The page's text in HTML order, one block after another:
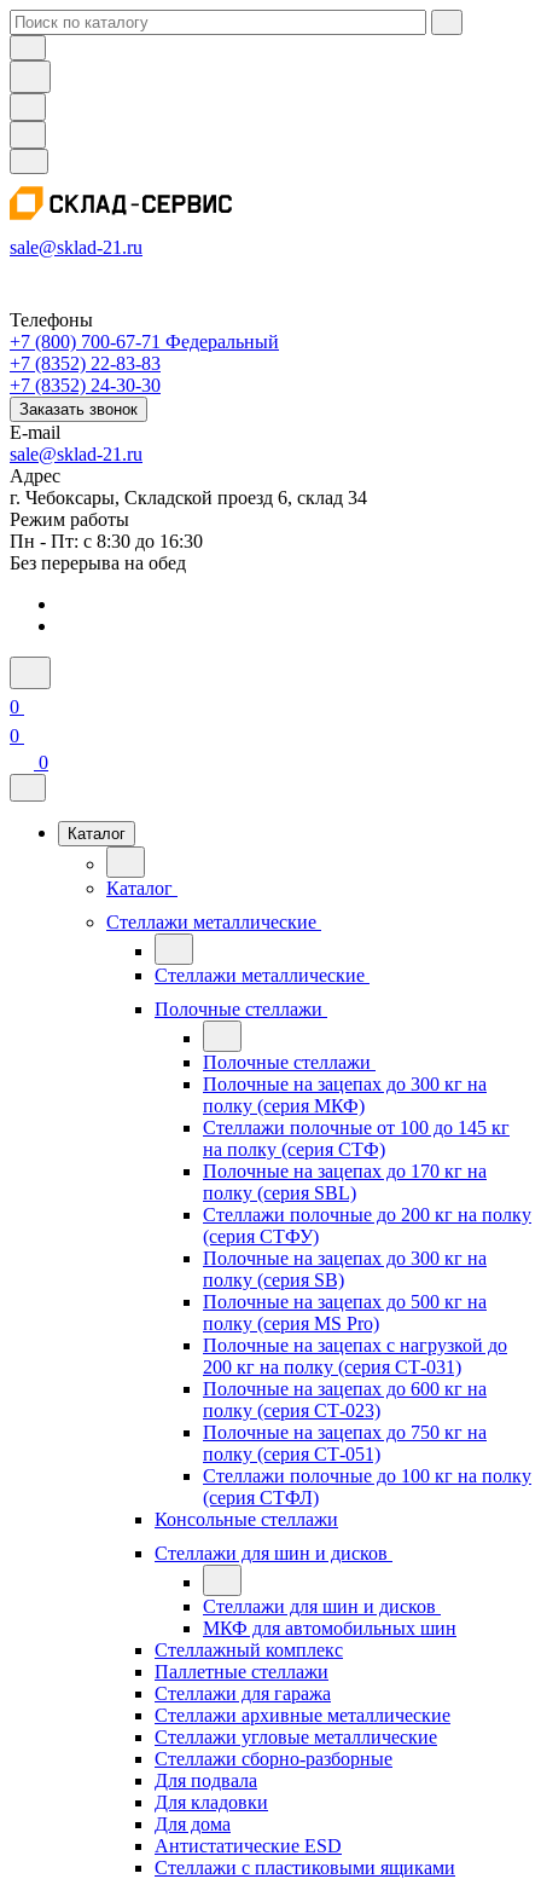
sale@sklad-21.ru
Телефоны
+7 (800) 700-67-71 Федеральный
+7 (8352) 22-83-83
+7 (8352) 24-30-30
Заказать звонок
E-mail
sale@sklad-21.ru
Адрес
г. Чебоксары, Складской проезд 6, склад 34
Режим работы
Пн - Пт: с 8:30 до 16:30
Без перерыва на обед
0
0
0
Каталог
Каталог
Стеллажи металлические
Стеллажи металлические
Полочные стеллажи
Полочные стеллажи
Полочные на зацепах до 300 кг на
полку (серия МКФ)
Стеллажи полочные от 100 до 145 кг
на полку (серия СТФ)
Полочные на зацепах до 170 кг на
полку (серия SBL)
Стеллажи полочные до 200 кг на полку
(серия СТФУ)
Полочные на зацепах до 300 кг на
полку (серия SB)
Полочные на зацепах до 500 кг на
полку (серия MS Pro)
Полочные на зацепах с нагрузкой до
200 кг на полку (серия СТ-031)
Полочные на зацепах до 600 кг на
полку (серия СТ-023)
Полочные на зацепах до 750 кг на
полку (серия СТ-051)
Стеллажи полочные до 100 кг на полку
(серия СТФЛ)
Консольные стеллажи
Стеллажи для шин и дисков
Стеллажи для шин и дисков
МКФ для автомобильных шин
Стеллажный комплекс
Паллетные стеллажи
Стеллажи для гаража
Стеллажи архивные металлические
Стеллажи угловые металлические
Стеллажи сборно-разборные
Для подвала
Для кладовки
Для дома
Антистатические ESD
Стеллажи с пластиковыми ящиками